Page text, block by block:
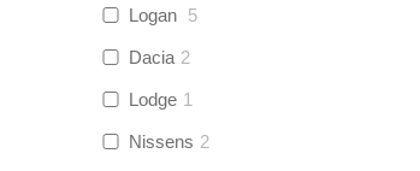
Logan 5
Dacia 2
Lodge 1
Nissens 2